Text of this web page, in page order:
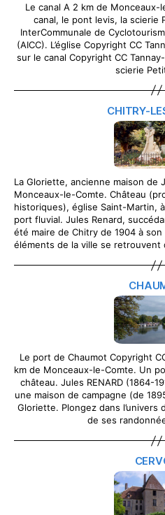
Le canal A 2 km de Monceaux-
canal, le pont levis, la scierie
InterCommunale de
(AICC). L’église Copyright CC
sur le canal Copyright CC
scierie
CHITRY-
La Gloriette, ancienne maison de
Monceaux-le-Comte. Château
historiques), église Saint-Martin,
port fluvial. Jules Renard,
été maire de Chitry de 1904 à son
éléments de la ville se retrouvent
Le port de Chaumot Copyright
km de Monceaux-le-Comte. Un
château. Jules RENARD (1864-
une maison de campagne (de
Gloriette. Plongez dans l’univers
de ses